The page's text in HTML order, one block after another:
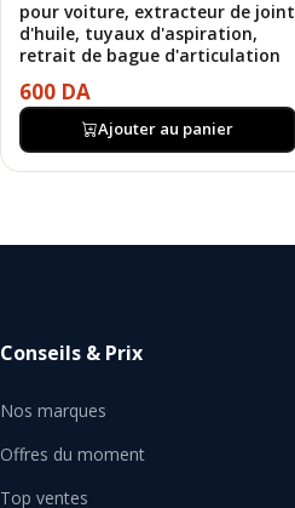
pour voiture, extracteur de joint
d'huile, tuyaux d'aspiration,
retrait de bague d'articulation
600 DA
Ajouter au panier
Conseils & Prix
Nos marques
Offres du moment
Top ventes